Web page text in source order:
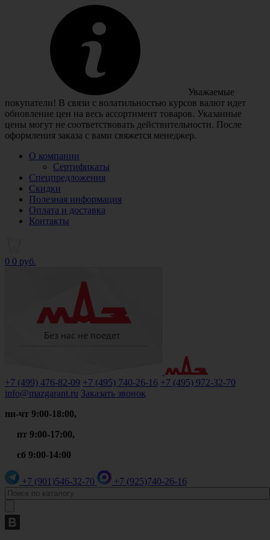
Уважаемые
покупатели! В связи с волатильностью курсов валют идет
обновление цен на весь ассортимент товаров. Указанные
цены могут не соответствовать действительности. После
оформления заказа с вами свяжется менеджер.
О компании
Сертификаты
Спецпредложения
Скидки
Полезная информация
Оплата и доставка
Контакты
0 0 руб.
+7 (499) 476-82-09 +7 (495) 740-26-16 +7 (495) 972-32-70
info@mazgarant.ru Заказать звонок
пн-чт 9:00-18:00,
пт 9:00-17:00,
сб 9:00-14:00
+7 (901)546-32-70 +7 (925)740-26-16